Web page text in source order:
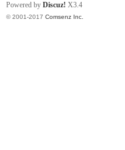
Powered by Discuz! X3.4
© 2001-2017 Comsenz Inc.